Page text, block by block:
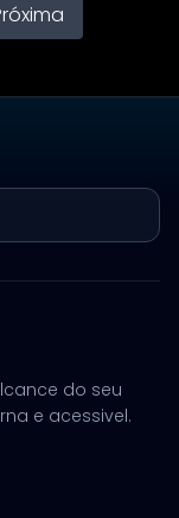
do seu
e acessivel.